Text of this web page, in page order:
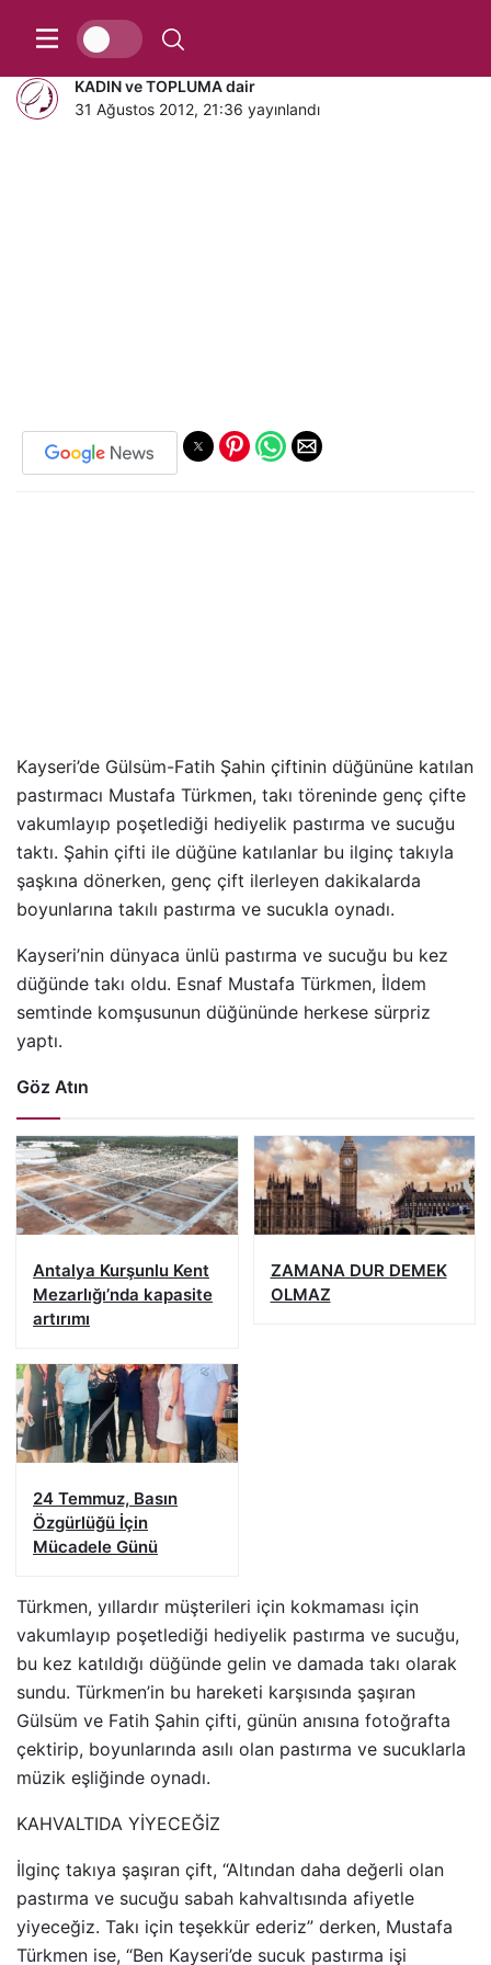
gelinle damada Pastırma taktılar!
KADIN ve TOPLUMA dair
31 Ağustos 2012, 21:36 yayınlandı
Kayseri’de Gülsüm-Fatih Şahin çiftinin düğününe katılan
pastırmacı Mustafa Türkmen, takı töreninde genç çifte
vakumlayıp poşetlediği hediyelik pastırma ve sucuğu
taktı. Şahin çifti ile düğüne katılanlar bu ilginç takıyla
şaşkına dönerken, genç çift ilerleyen dakikalarda
boyunlarına takılı pastırma ve sucukla oynadı.
Kayseri’nin dünyaca ünlü pastırma ve sucuğu bu kez
düğünde takı oldu. Esnaf Mustafa Türkmen, İldem
semtinde komşusunun düğününde herkese sürpriz
yaptı.
Göz Atın
Antalya Kurşunlu Kent
Mezarlığı’nda kapasite
artırımı
ZAMANA DUR DEMEK
OLMAZ
24 Temmuz, Basın
Özgürlüğü İçin
Mücadele Günü
Türkmen, yıllardır müşterileri için kokmaması için
vakumlayıp poşetlediği hediyelik pastırma ve sucuğu,
bu kez katıldığı düğünde gelin ve damada takı olarak
sundu. Türkmen’in bu hareketi karşısında şaşıran
Gülsüm ve Fatih Şahin çifti, günün anısına fotoğrafta
çektirip, boyunlarında asılı olan pastırma ve sucuklarla
müzik eşliğinde oynadı.
KAHVALTIDA YİYECEĞİZ
İlginç takıya şaşıran çift, “Altından daha değerli olan
pastırma ve sucuğu sabah kahvaltısında afiyetle
yiyeceğiz. Takı için teşekkür ederiz” derken, Mustafa
Türkmen ise, “Ben Kayseri’de sucuk pastırma işi